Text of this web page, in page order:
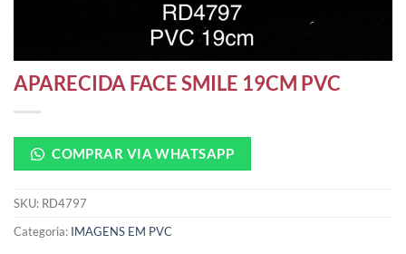
APARECIDA FACE SMILE 19CM PVC
COMPRAR VIA WHATSAPP
SKU: RD4797
Categoria: IMAGENS EM PVC